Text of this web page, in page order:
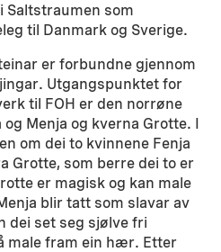
Saltstraumen som
til Danmark og Sverige.
er forbundne gjennom
Utgangspunktet for
til FOH er den norrøne
Menja og kverna Grotte. I
om dei to kvinnene Fenja
Grotte, som berre dei to er
er magisk og kan male
blir tatt som slavar av
dei set seg sjølve fri
male fram ein hær. Etter